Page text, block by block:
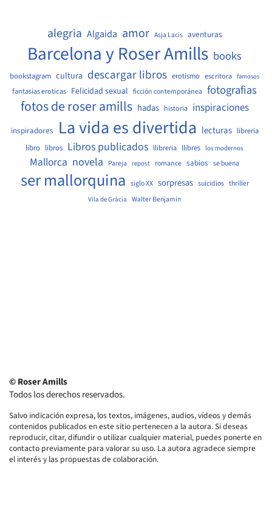
alegria Algaida amor Asja Lacis aventuras
Barcelona y Roser Amills books
bookstagram cultura descargar libros erotismo escritora famosos
fantasias eroticas Felicidad sexual ficción contemporánea fotografias
fotos de roser amills hadas historia inspiraciones
inspiradores La vida es divertida lecturas libreria
libro libros Libros publicados llibreria llibres los modernos
Mallorca novela Pareja repost romance sabios se buena
ser mallorquina siglo XX sorpresas suicidios thriller
Vila de Gràcia Walter Benjamin
© Roser Amills
Todos los derechos reservados.
Salvo indicación expresa, los textos, imágenes, audios, vídeos y demás
contenidos publicados en este sitio pertenecen a la autora. Si deseas
reproducir, citar, difundir o utilizar cualquier material, puedes ponerte en
contacto previamente para valorar su uso. La autora agradece siempre
el interés y las propuestas de colaboración.